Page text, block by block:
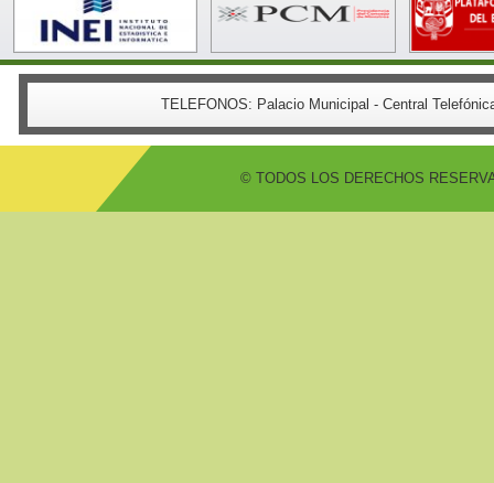
TELEFONOS: Palacio Municipal - Central
© TODOS LOS DERECHOS